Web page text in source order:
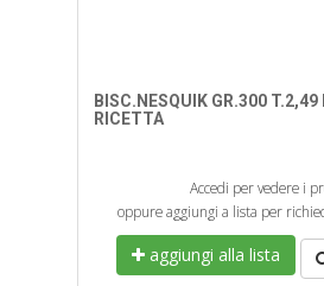
BISC.NESQUIK GR.300 T.2,49
RICETTA
Accedi per vedere i
oppure aggiungi a lista per
aggiungi alla lista